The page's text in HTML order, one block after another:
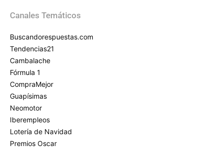
Canales Temáticos
Buscandorespuestas.com
Tendencias21
Cambalache
Fórmula 1
CompraMejor
Guapísimas
Neomotor
Iberempleos
Lotería de Navidad
Premios Oscar